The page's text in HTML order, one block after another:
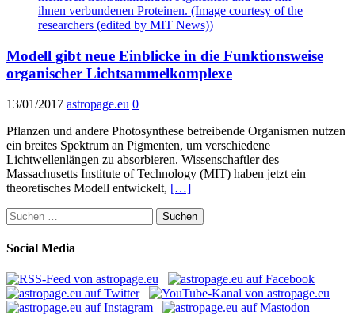
Modell gibt neue Einblicke in die Funktionsweise
organischer Lichtsammelkomplexe
13/01/2017 astropage.eu 0
Pflanzen und andere Photosynthese betreibende Organismen nutzen
ein breites Spektrum an Pigmenten, um verschiedene
Lichtwellenlängen zu absorbieren. Wissenschaftler des
Massachusetts Institute of Technology (MIT) haben jetzt ein
theoretisches Modell entwickelt, […]
Suchen
nach:
Social Media